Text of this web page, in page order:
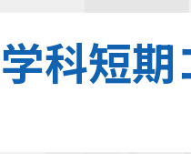
学科短期